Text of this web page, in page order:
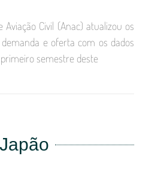
Aviação Civil (Anac) atualizou os
e oferta com os dados
semestre deste
Japão